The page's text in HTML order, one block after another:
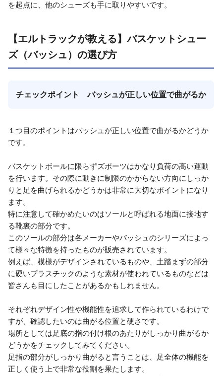
を起点に、他のシューズも手に取りやすいです。
【エルトラックが教える】バスケットシュー
ズ（バッシュ）の選び方
チェックポイント バッシュが正しい位置で曲がるか
１つ目のポイントはバッシュが正しい位置で曲がるかどうか
です。
バスケットボールに限らずズポーツはかなり負荷の高い運動
を行います。その際に動きに制限のかからない方向にしっか
りと足を曲げられるかどうかは非常に大切なポイントになり
ます。
特に注意して確かめたいのはソールと呼ばれる地面に接地す
る靴裏の部分です。
このソールの部分は各メーカーやバッシュのシリーズによっ
て様々な特徴を持ったものが販売されています。
例えば、模様がデザインされているものや、土踏まずの部分
に硬いプラスチックのような素材が使われているものなどは
皆さんも目にしたことがあるかもしれません。
それぞれデザイン性や機能性を追求して作られているわけで
すが、確認したいのは曲がる位置と硬さです。
場所としては足底の指の付け根のあたりがしっかり曲がるか
どうかをチェックしてみてください。
足指の部分がしっかり曲がると言うことは、足全体の機能を
正しく使う上で非常な役割を果たします。